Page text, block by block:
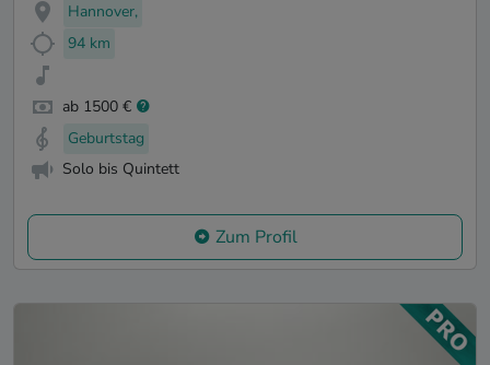
Hannover,
94 km
ab 1500 €
Geburtstag
Solo bis Quintett
Zum Profil